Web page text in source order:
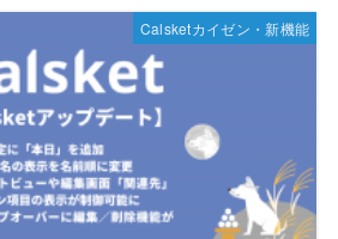
Calsketカイゼン・新機能